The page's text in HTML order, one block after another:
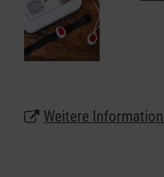
weiter selbstbestimmt
Hördt/Rülzheim leben.
Lassen Sie sich unter
Weitere